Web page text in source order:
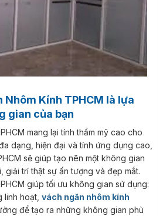
gian của bạn
mang lại tính thẩm mỹ cao cho
dạng, hiện đại và tính ứng dụng cao,
sẽ giúp tạo nên một không gian
giải trí thật sự ấn tượng và đẹp mắt.
giúp tối ưu không gian sử dụng:
linh hoạt, vách ngăn nhôm kính
để tạo ra những không gian phù